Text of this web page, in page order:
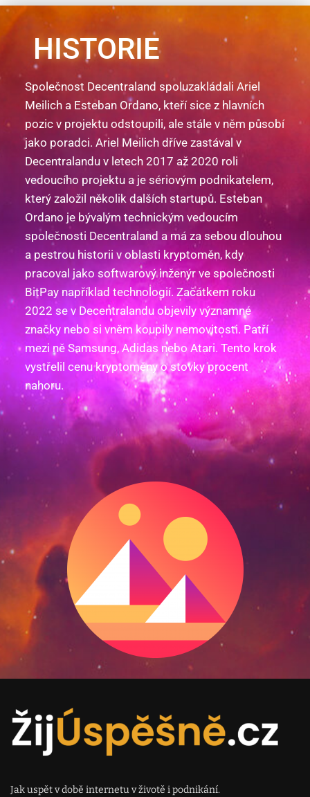
HISTORIE
Společnost Decentraland spoluzakládali Ariel
Meilich a Esteban Ordano, kteří sice z hlavních
pozic v projektu odstoupili, ale stále v něm působí
jako poradci. Ariel Meilich dříve zastával v
Decentralandu v letech 2017 až 2020 roli
vedoucího projektu a je sériovým podnikatelem,
který založil několik dalších startupů. Esteban
Ordano je bývalým technickým vedoucím
společnosti Decentraland a má za sebou dlouhou
a pestrou historii v oblasti kryptoměn, kdy
pracoval jako softwarový inženýr ve společnosti
BitPay například technologií. Začátkem roku
2022 se v Decentralandu objevily významné
značky nebo si vněm koupily nemovitosti. Patří
mezi ně Samsung, Adidas nebo Atari. Tento krok
vystřelil cenu kryptoměny o stovky procent
nahoru.
Jak uspět v době internetu v životě i podnikání.